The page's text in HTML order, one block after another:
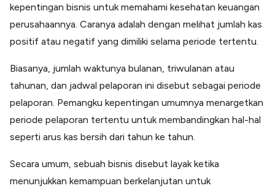
kepentingan bisnis untuk memahami kesehatan keuangan
perusahaannya. Caranya adalah dengan melihat jumlah kas
positif atau negatif yang dimiliki selama periode tertentu.
Biasanya, jumlah waktunya bulanan, triwulanan atau
tahunan, dan jadwal pelaporan ini disebut sebagai periode
pelaporan. Pemangku kepentingan umumnya menargetkan
periode pelaporan tertentu untuk membandingkan hal-hal
seperti arus kas bersih dari tahun ke tahun.
Secara umum, sebuah bisnis disebut layak ketika
menunjukkan kemampuan berkelanjutan untuk